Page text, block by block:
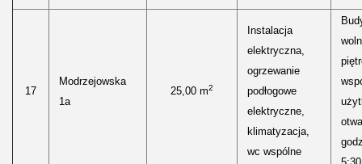
17
Modrzejowska
1a
25,00 m2
Instalacja
elektryczna,
ogrzewanie
podłogowe
elektryczne,
klimatyzacja,
wc wspólne